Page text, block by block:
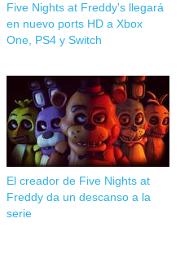
Five Nights at Freddy's llegará
en nuevo ports HD a Xbox
One, PS4 y Switch
El creador de Five Nights at
Freddy da un descanso a la
serie